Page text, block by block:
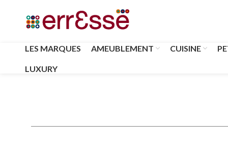
LES MARQUES AMEUBLEMENT CUISINE
LUXURY